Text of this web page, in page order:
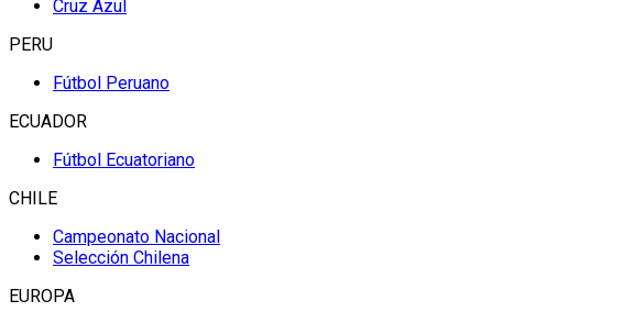
Cruz Azul
PERU
Fútbol Peruano
ECUADOR
Fútbol Ecuatoriano
CHILE
Campeonato Nacional
Selección Chilena
EUROPA